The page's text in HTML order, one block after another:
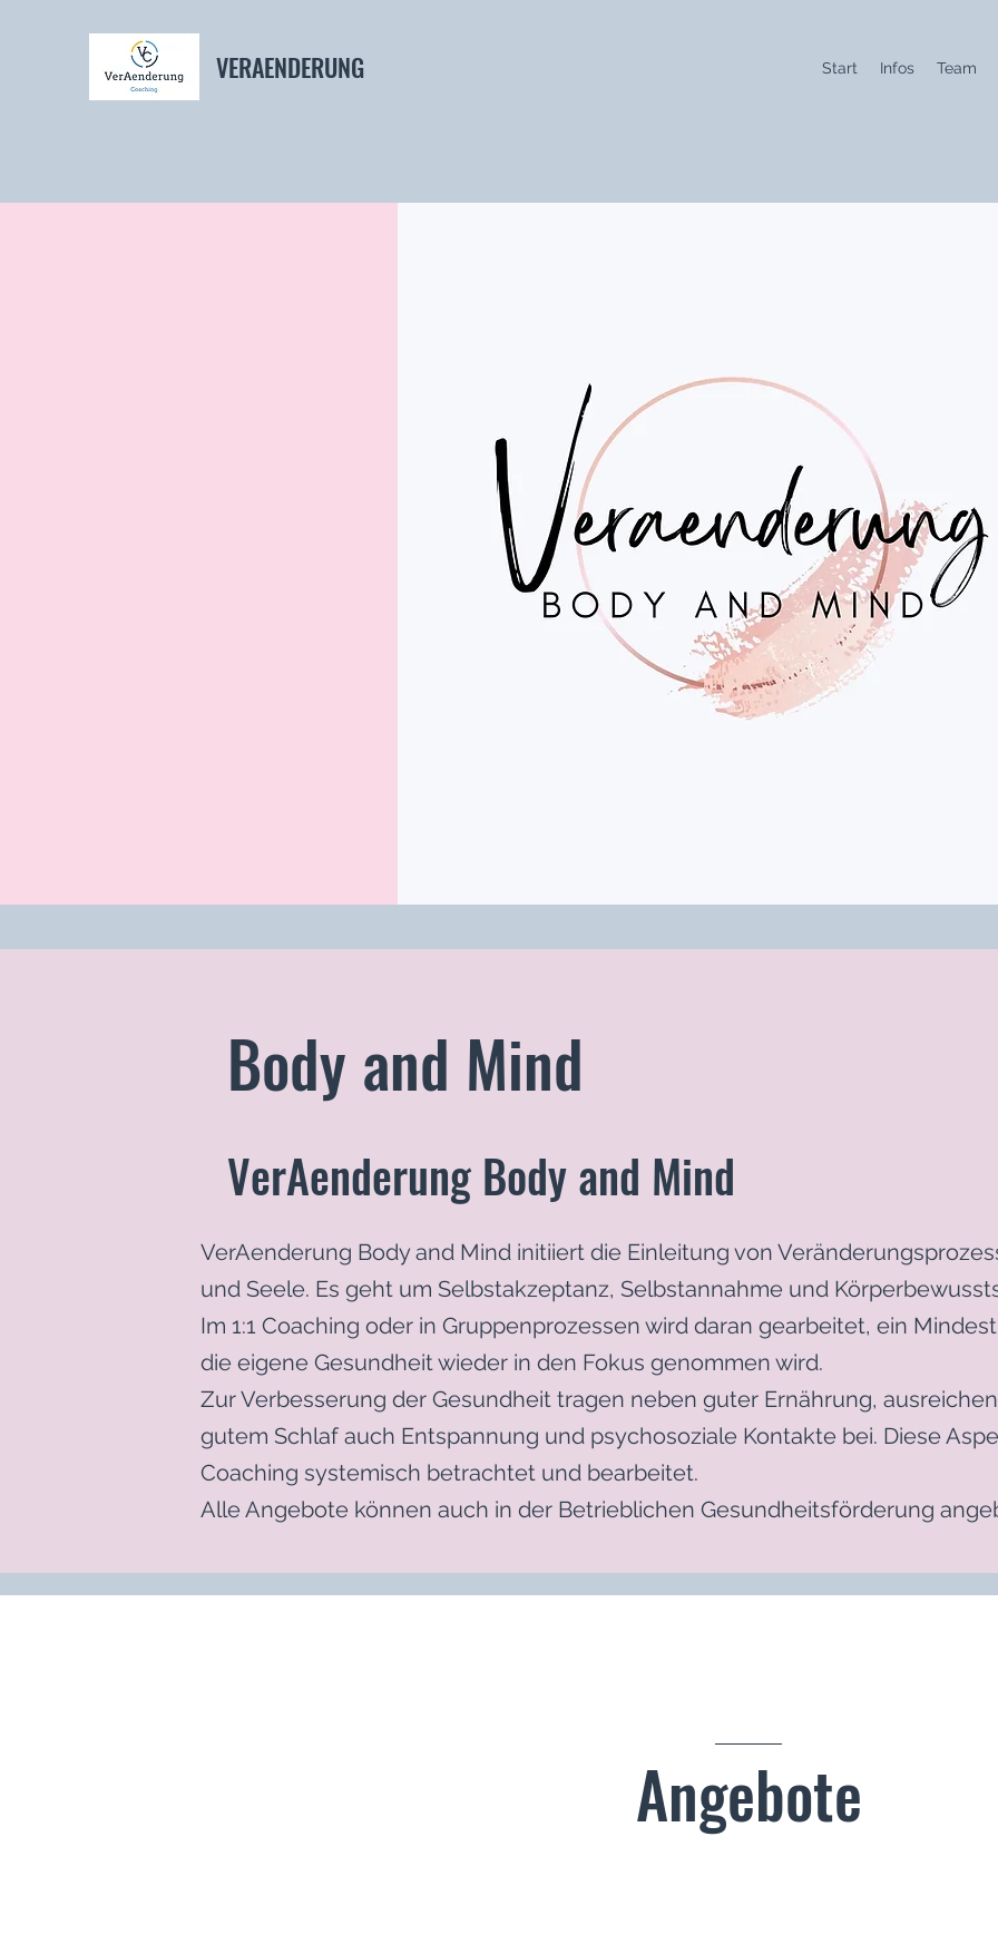
VERAENDERUNG Start Infos Team
Body and Mind
VerAenderung Body and Mind
VerAenderung Body and Mind initiiert die Einleitung von
und Seele. Es geht um Selbstakzeptanz, Selbstannahme und
Im 1:1 Coaching oder in Gruppenprozessen wird daran gearbeitet, ein
die eigene Gesundheit wieder in den Fokus genommen wird.
Zur Verbesserung der Gesundheit tragen neben guter Ernährung,
gutem Schlaf auch Entspannung und psychosoziale Kontakte bei. Diese
Coaching systemisch betrachtet und bearbeitet.
Alle Angebote können auch in der Betrieblichen Gesundheitsförderung
Angebote